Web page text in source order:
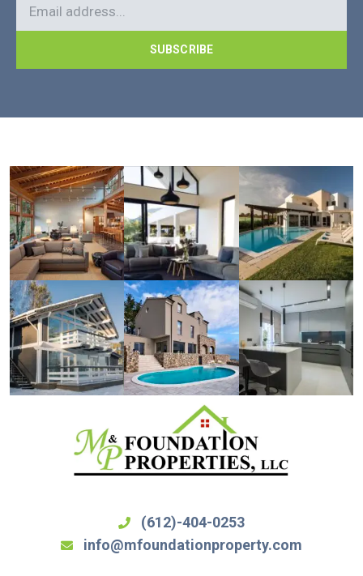
SUBSCRIBE
(612)-404-0253
info@mfoundationproperty.com